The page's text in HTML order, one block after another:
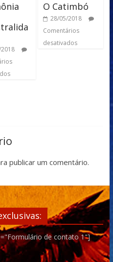
O Catimbó
28/05/2018
Comentários
desativados
publicar um comentário.
de contato 1"]